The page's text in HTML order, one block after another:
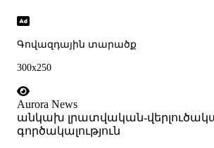
Գովազդային տարածք
300x250
Aurora News
անկախ լրատվական-
գործակալություն